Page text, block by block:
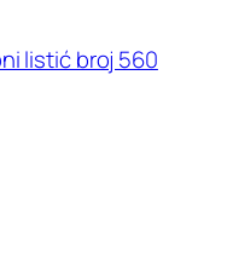
listić broj 560